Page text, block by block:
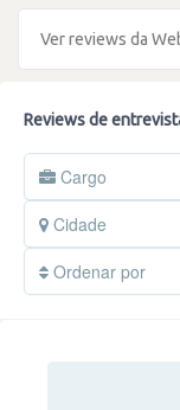
Ver reviews da
Reviews de
Cargo
Cidade
Ordenar por